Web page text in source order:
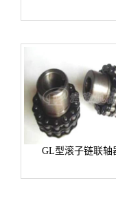
GL型滚子链联轴